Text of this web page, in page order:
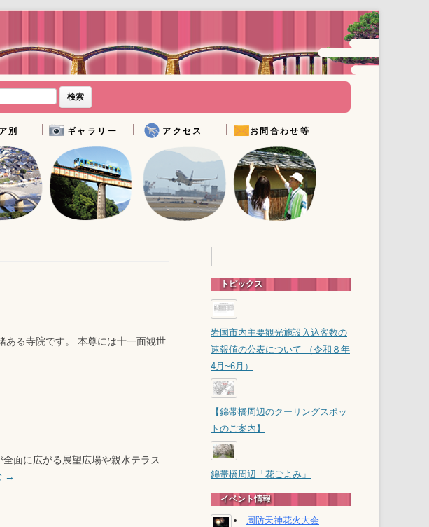
別
エリア
リア
エリア
ギャラリー
写真ギャラリー
岩国映像ギャラリー
アクセス
アクセス情報
お問合わせ等
Q&A
メールでお問い合わせ
観光パンフレットダウンロ
ード
フィルムコミッション
ガイドボランティア
文化財
観光動態調査（PDF）
経営計画（PDF）
観光施設
評価結果
本編
ある寺院です。 本尊には十一面観世
面に広がる展望広場や親水テラス
→
トピックス
岩国市内主要観光施設入込客数の
速報値の公表について （令和８年
4月~6月）
【錦帯橋周辺のクーリングスポッ
トのご案内】
錦帯橋周辺「花ごよみ」
イベント情報
周防天神花火大会